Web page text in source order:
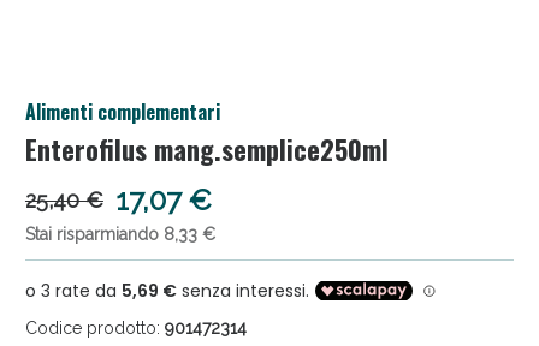
Alimenti complementari
Enterofilus mang.semplice250ml
25,40 € 17,07 €
Stai risparmiando 8,33 €
Codice prodotto: 901472314
Salini e Multivitaminici: oggi Sconto extra fino al